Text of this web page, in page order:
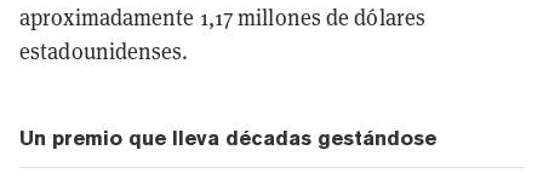
aproximadamente 1,17 millones de dólares
estadounidenses.
Un premio que lleva décadas gestándose